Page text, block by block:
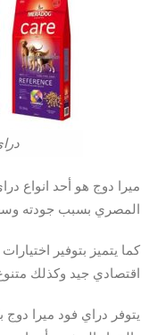
ميرا دوج هو أحد انواع
المصري بسبب جودته
كما يتميز بتوفير
اقتصادي جيد وكذلك
يتوفر دراي فود ميرا دوج